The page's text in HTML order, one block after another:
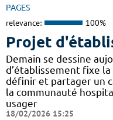
PAGES
relevance: 100%
Projet
Demain se dessine
d’établissement fixe
définir et partager un
la communauté
usager
18/02/2026 15:25